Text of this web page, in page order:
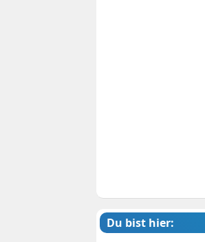
Du bist hier: